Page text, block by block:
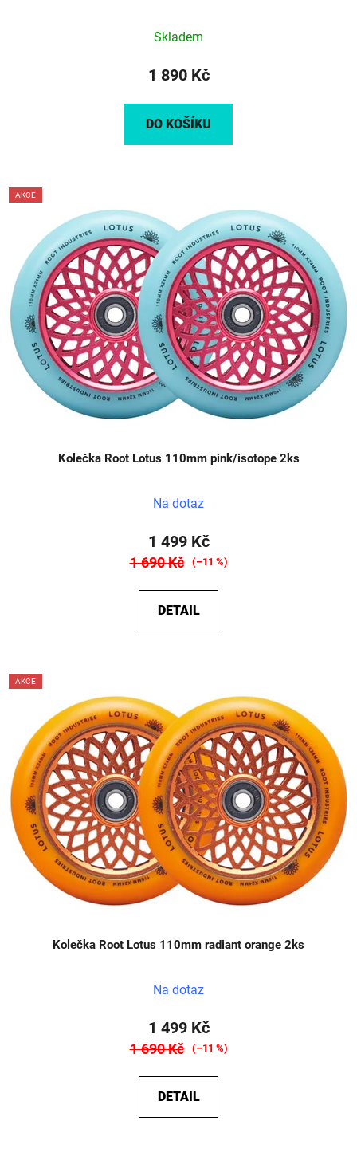
Skladem
1 890 Kč
DO KOŠÍKU
AKCE
Kolečka Root Lotus 110mm pink/isotope 2ks
Na dotaz
1 499 Kč
1 690 Kč (–11 %)
DETAIL
AKCE
Kolečka Root Lotus 110mm radiant orange 2ks
Na dotaz
1 499 Kč
1 690 Kč (–11 %)
DETAIL